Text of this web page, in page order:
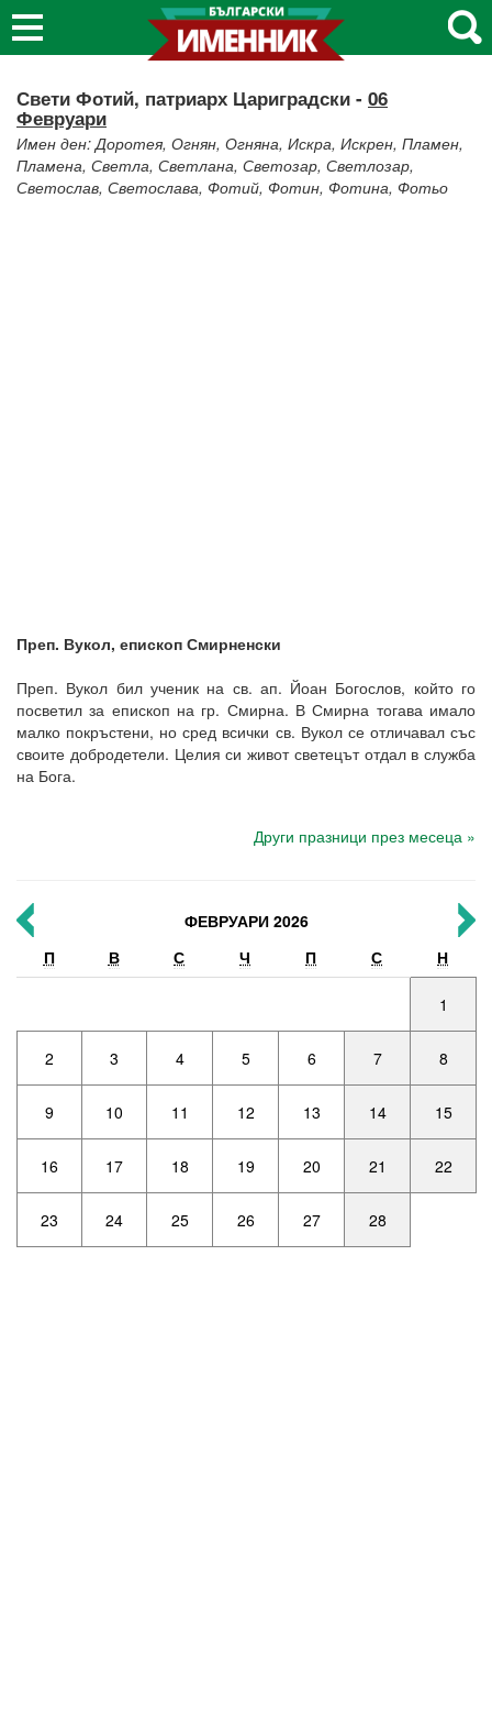
Свети Фотий, патриарх Цариградски - 06
Февруари
Имен ден: Доротея, Огнян, Огняна, Искра, Искрен, Пламен,
Пламена, Светла, Светлана, Светозар, Светлозар,
Светослав, Светослава, Фотий, Фотин, Фотина, Фотьо
Преп. Вукол, епископ Смирненски
Преп. Вукол бил ученик на св. ап. Йоан Богослов, който го
посветил за епископ на гр. Смирна. В Смирна тогава имало
малко покръстени, но сред всички св. Вукол се отличавал със
своите добродетели. Целия си живот светецът отдал в служба
на Бога.
Други празници през месеца »
ФЕВРУАРИ 2026
П
В С Ч П С Н
1
2 3 4 5 6 7 8
9 10 11 12 13 14 15
16 17 18 19 20 21 22
23 24 25 26 27 28